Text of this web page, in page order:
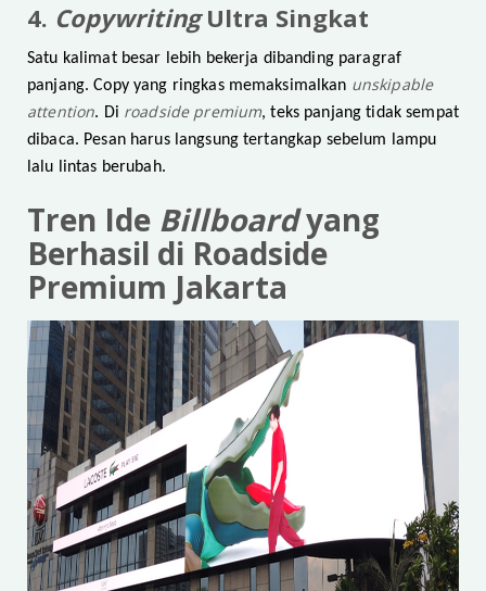
4. Copywriting Ultra Singkat
Satu kalimat besar lebih bekerja dibanding paragraf
panjang. Copy yang ringkas memaksimalkan unskipable
attention. Di roadside premium, teks panjang tidak sempat
dibaca. Pesan harus langsung tertangkap sebelum lampu
lalu lintas berubah.
Tren Ide Billboardyang
Berhasil di Roadside
Premium Jakarta